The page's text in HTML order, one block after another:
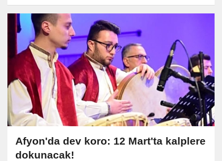
Afyon'da dev koro: 12 Mart'ta kalplere
dokunacak!